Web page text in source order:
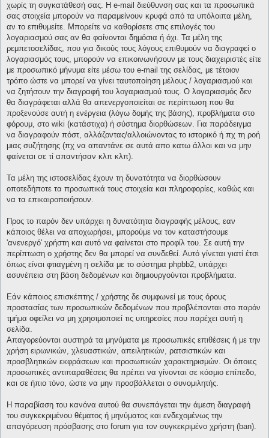
χωρίς τη συγκατάθεσή σας. Η e-mail διεύθυνση σας και τα προσωπικά
σας στοιχεία μπορούν να παραμείνουν κρυφά από τα υπόλοιπα μέλη,
αν το επιθυμείτε. Μπορείτε να καθορίσετε στις επιλογές του
λογαριασμού σας αν θα φαίνονται δημόσια ή όχι. Τα μέλη της
ρεμπετοσελίδας, που για δικούς τους λόγους επιθυμούν να διαγραφεί ο
λογαριασμός τους, μπορούν να επικοινωνήσουν με τους διαχειριστές είτε
με προσωπικό μήνυμα είτε μέσω του e-mail της σελίδας, με τέτοιον
τρόπο ώστε να μπορεί να γίνει ταυτοποίηση μέλους / λογαριασμού και
να ζητήσουν την διαγραφή του λογαριασμού τους. Ο λογαριασμός δεν
θα διαγράφεται αλλά θα απενεργοποιείται σε περίπτωση που θα
προξενούσε αυτή η ενέργεια (λόγω δομής της βάσης), προβλήματα στο
φόρουμ, στο wiki (κατάστιχα) ή σύστημα διορθώσεων. Για παράδειγμα
να διαγραφούν πόστ, αλλάζοντας/αλλοιώνοντας το ιστορικό ή πχ τη ροή
μιας συζήτησης (πχ να απαντάνε σε αυτά απο κατω άλλοι και να μην
φαίνεται σε τί απαντήσαν κλπ κλπ).
Τα μέλη της ιστοσελίδας έχουν τη δυνατότητα να διορθώσουν
οποτεδήποτε τα προσωπικά τους στοιχεία και πληροφορίες, καθώς και
να τα επικαιροποιήσουν.
Προς το παρόν δεν υπάρχει η δυνατότητα διαγραφής μέλους, εαν
κάποιος θέλει να αποχωρήσει, μπορούμε να τον καταστήσουμε
'ανενεργό' χρήστη και αυτό να φαίνεται στο προφίλ του. Σε αυτή την
περίπτωση ο χρήστης δεν θα μπορεί να συνδεθεί. Αυτό γίνεται γιατί έτσι
όπως είναι φτιαγμένη η σελίδα με το σύστημα phpbb2, υπάρχει
ασυνέπεια στη βάση δεδομένων και δημιουργούνται προβλήματα.
Εάν κάποιος επισκέπτης / χρήστης δε συμφωνεί με τους όρους
προστασίας των προσωπικών δεδομένων που προβλέπονται στο παρόν
τμήμα οφείλει να μη χρησιμοποιεί τις υπηρεσίες που παρέχει αυτή η
σελίδα.
Απαγορεύονται αυστηρά τα μηνύματα με προσωπικές επιθέσεις ή με την
χρήση ειρωνικών, χλευαστικών, απειλητικών, ρατσιστικών και
προσβλητικών εκφράσεων και προσωπικών χαρακτηρισμών. Οι όποιες
προσωπικές αντιπαραθέσεις θα πρέπει να γίνονται σε κόσμιο επίπεδο,
και σε ήπιο τόνο, ώστε να μην προσβάλλεται ο συνομιλητής.
Η παραβίαση του κανόνα αυτού θα συνεπάγεται την άμεση διαγραφή
του συγκεκριμένου θέματος ή μηνύματος και ενδεχομένως την
απαγόρευση πρόσβασης στο forum για τον συγκεκριμένο χρήστη (ban).